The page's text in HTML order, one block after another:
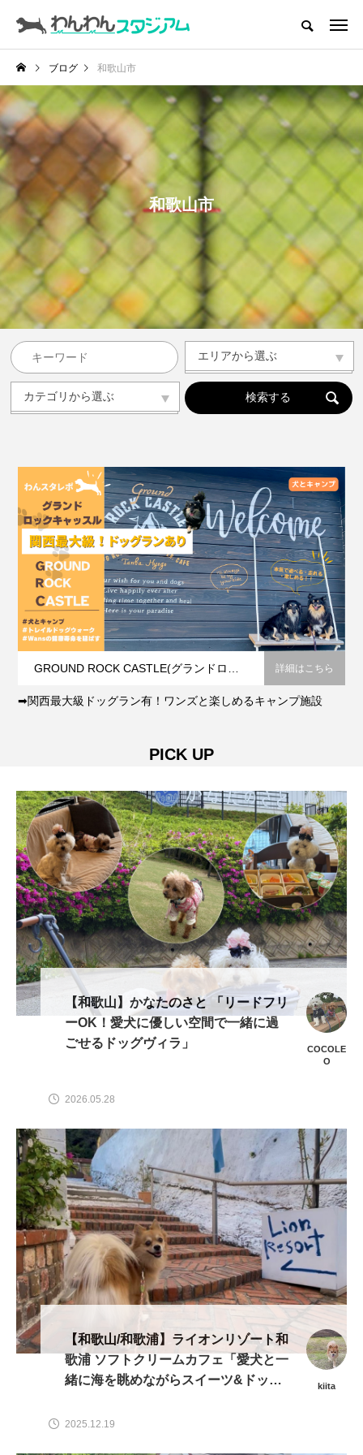
CATEGORY
ドッグラン
ドッグカフェ
愛犬とおでかけ (公園･施設etc)
愛犬と旅行
トリミングサロン
動物病院
コラム
人気の記事ランキング
メンバー
ブログ 和歌山市
インデックス
和歌山市
エリアから選ぶ
エリアから選ぶ
滋賀県
京都府
大阪府
兵庫県
奈良県
和歌山県
その他
カテゴリから選ぶ
カテゴリから選ぶ
ドッグラン
ドッグカフェ
愛犬と旅行
トリミングサロン
動物病院
コラム
GROUND ROCK CASTLE(グランドロックキャッスル） 詳細はこちら
➡関西最大級ドッグラン有！ワンズと楽しめるキャンプ施設
PICK UP
【和歌山】かなたのさと 「リードフリ
ーOK！愛犬に優しい空間で一緒に過
ごせるドッグヴィラ」
COCOLE
O
2026.05.28
【和歌山/和歌浦】ライオンリゾート和
歌浦 ソフトクリームカフェ「愛犬と一
緒に海を眺めながらスイーツ&ドッグ
kiita
2025.12.19